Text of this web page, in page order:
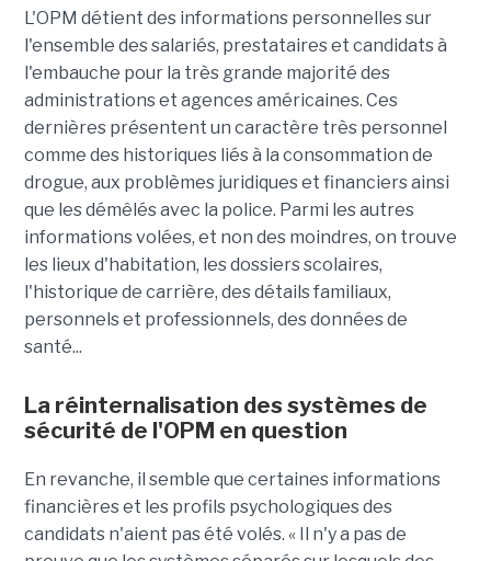
L'OPM détient des informations personnelles sur
l'ensemble des salariés, prestataires et candidats à
l'embauche pour la très grande majorité des
administrations et agences américaines. Ces
dernières présentent un caractère très personnel
comme des historiques liés à la consommation de
drogue, aux problèmes juridiques et financiers ainsi
que les démêlés avec la police. Parmi les autres
informations volées, et non des moindres, on trouve
les lieux d'habitation, les dossiers scolaires,
l'historique de carrière, des détails familiaux,
personnels et professionnels, des données de
santé...
La réinternalisation des systèmes de
sécurité de l'OPM en question
En revanche, il semble que certaines informations
financières et les profils psychologiques des
candidats n'aient pas été volés. « Il n'y a pas de